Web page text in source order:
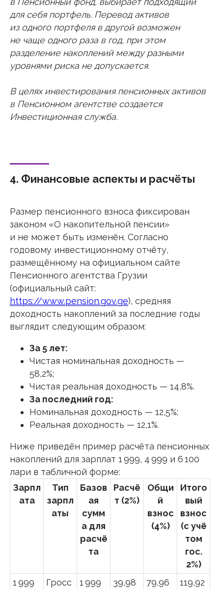
для себя портфель. Перевод активов
из одного портфеля в другой возможен
не чаще одного раза в год, при этом
разделение накоплений между разными
уровнями риска не допускается.
В целях инвестирования пенсионных активов
в Пенсионном агентстве создается
Инвестиционная служба.
4. Финансовые аспекты и расчёты
Размер пенсионного взноса фиксирован
законом «О накопительной пенсии»
и не может быть изменён. Согласно
годовому инвестиционному отчёту,
размещённому на официальном сайте
Пенсионного агентства Грузии
(официальный сайт:
https://www.pension.gov.ge), средняя
доходность накоплений за последние годы
выглядит следующим образом:
За 5 лет:
Чистая номинальная доходность —
58,2%;
Чистая реальная доходность — 14,8%.
За последний год:
Номинальная доходность — 12,5%;
Реальная доходность — 12,1%.
Ниже приведён пример расчёта пенсионных
накоплений для зарплат 1 999, 4 999 и 6 100
лари в табличной форме:
Зарпл
ата
Тип
зарпл
аты
Базов
ая
сумм
а для
расчё
та
Расчё
т (2%)
Общи
й
взнос
(4%)
Итого
вый
взнос
(с учё
том
гос.
2%)
1 999
Гросс 1 999
39,98
79,96
119,92